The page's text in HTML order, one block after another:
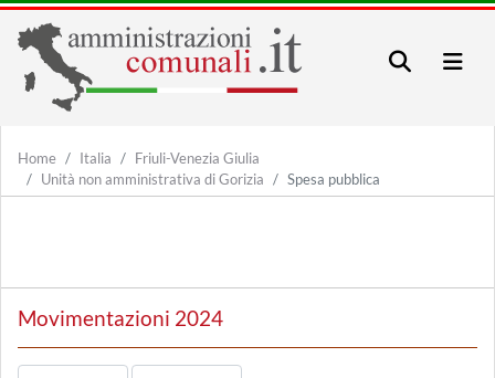
Home Italia
Friuli-Venezia Giulia
Unità non amministrativa di Gorizia
Spesa pubblica
Movimentazioni 2024